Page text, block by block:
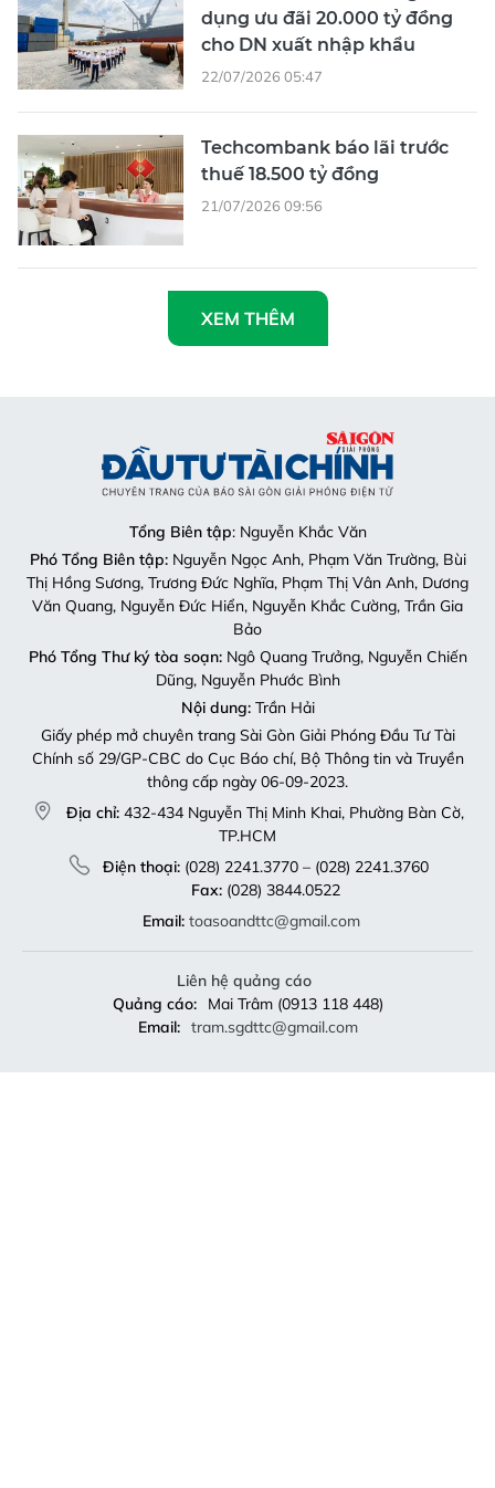
dụng ưu đãi 20.000 tỷ đồng
cho DN xuất nhập khẩu
22/07/2026 05:47
Techcombank báo lãi trước
thuế 18.500 tỷ đồng
21/07/2026 09:56
XEM THÊM
Tổng Biên tập: Nguyễn Khắc Văn
Phó Tổng Biên tập:Nguyễn Ngọc Anh, Phạm Văn Trường, Bùi
Thị Hồng Sương, Trương Đức Nghĩa, Phạm Thị Vân Anh, Dương
Văn Quang, Nguyễn Đức Hiển, Nguyễn Khắc Cường, Trần Gia
Bảo
Phó Tổng Thư ký tòa soạn:Ngô Quang Trưởng, Nguyễn Chiến
Dũng, Nguyễn Phước Bình
Nội dung:Trần Hải
Giấy phép mở chuyên trang Sài Gòn Giải Phóng Đầu Tư Tài
Chính số 29/GP-CBC do Cục Báo chí, Bộ Thông tin và Truyền
thông cấp ngày 06-09-2023.
Địa chỉ: 432-434 Nguyễn Thị Minh Khai, Phường Bàn Cờ,
TP.HCM
Điện thoại:(028) 2241.3770 – (028) 2241.3760
Fax:(028) 3844.0522
Email: toasoandttc@gmail.com
Liên hệ quảng cáo
Quảng cáo:
Mai Trâm (0913 118 448)
Email: tram.sgdttc@gmail.com